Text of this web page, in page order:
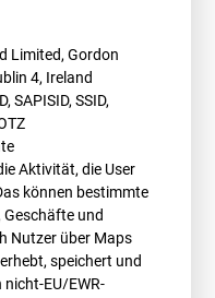
Limited, Gordon
4, Ireland
SAPISID, SSID,
Aktivität, die User
können bestimmte
Geschäfte und
Nutzer über Maps
speichert und
EU/EWR-